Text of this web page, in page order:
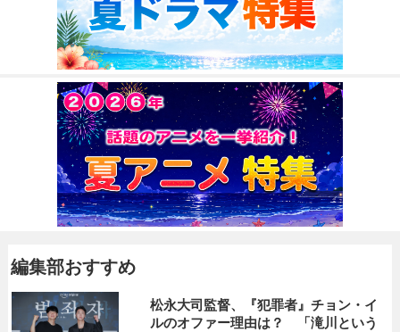
編集部おすすめ
松永大司監督、『犯罪者』チョン・イ
ルのオファー理由は？ 「滝川という